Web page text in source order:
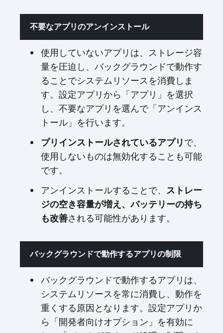
不要なアプリのアンインストール
使用していないアプリは、ストレージ容
量を圧迫し、バックグラウンドで動作す
ることでシステムリソースを消費しま
す。設定アプリから「アプリ」を選択
し、不要なアプリを選んで「アンインス
トール」を行います。
プリインストールされているアプリ で、
使用しないものは無効化することも可能
です。
アンインストールすることで、
ストレー
ジの空き容量が増え、バッテリーの持ち
も改善される可能性があります。
バックグラウンドで動作するアプリの制限
バックグラウンドで動作するアプリは、
システムリソースを常に消費し、動作を
重くする原因となります。設定アプリか
ら「開発者向けオプション」を有効に